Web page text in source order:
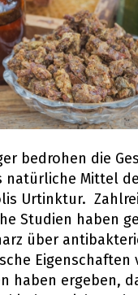
bedrohen die
natürliche Mittel
Urtinktur.
Studien haben
über
Eigenschaften
haben ergeben,